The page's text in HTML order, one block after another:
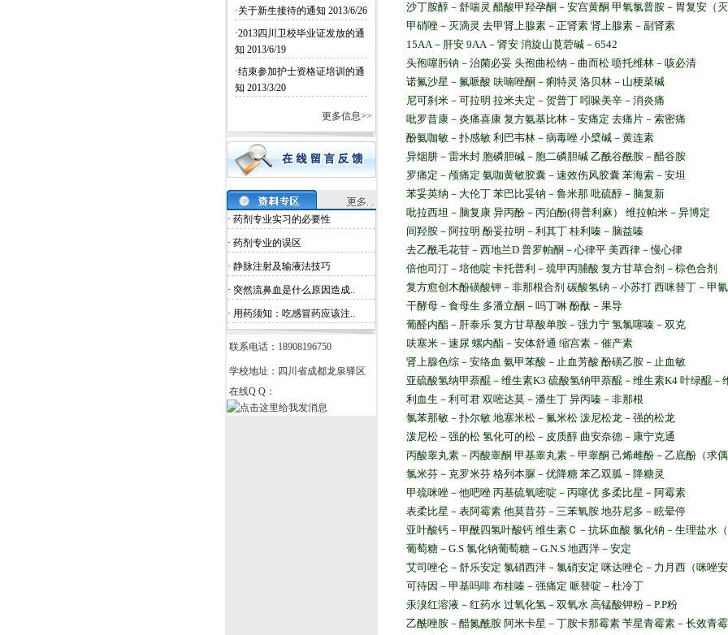
·关于新生接待的通知 2013/6/26
·2013四川卫校毕业证发放的通
知 2013/6/19
·结束参加护士资格证培训的通
知 2013/3/20
更多信息>>
· 药剂专业实习的必要性
· 药剂专业的误区
· 静脉注射及输液法技巧
· 突然流鼻血是什么原因造成..
· 用药须知：吃感冒药应该注..
联系电话：18908196750
学校地址：四川省成都龙泉驿区
在线Q Q：
沙丁胺醇－舒喘灵 醋酸甲羟孕酮－安宫黄酮 甲氧氯普胺－胃复安（
甲硝唑－灭滴灵 去甲肾上腺素－正肾素 肾上腺素－副肾素
15AA－肝安 9AA－肾安 消旋山莨菪碱－6542
头孢噻肟钠－治菌必妥 头孢曲松纳－曲而松 喷托维林－咳必清
诺氟沙星－氟哌酸 呋喃唑酮－痢特灵 洛贝林－山梗菜碱
尼可刹米－可拉明 拉米夫定－贺普丁 吲哚美辛－消炎痛
吡罗昔康－炎痛喜康 复方氨基比林－安痛定 去痛片－索密痛
酚氨咖敏－扑感敏 利巴韦林－病毒唑 小檗碱－黄连素
异烟肼－雷米封 胞磷胆碱－胞二磷胆碱 乙酰谷酰胺－醋谷胺
罗痛定－颅痛定 氨咖黄敏胶囊－速效伤风胶囊 苯海索－安坦
苯妥英纳－大伦丁 苯巴比妥钠－鲁米那 吡硫醇－脑复新
吡拉西坦－脑复康 异丙酚－丙泊酚(得普利麻） 维拉帕米－异博定
间羟胺－阿拉明 酚妥拉明－利其丁 桂利嗪－脑益嗪
去乙酰毛花苷－西地兰D 普罗帕酮－心律平 美西律－慢心律
倍他司汀－培他啶 卡托普利－巯甲丙脯酸 复方甘草合剂－棕色合剂
复方愈创木酚磺酸钾－非那根合剂 碳酸氢钠－小苏打 西咪替丁－甲
干酵母－食母生 多潘立酮－吗丁啉 酚酞－果导
葡醛内酯－肝泰乐 复方甘草酸单胺－强力宁 氢氯噻嗪－双克
呋塞米－速尿 螺内酯－安体舒通 缩宫素－催产素
肾上腺色综－安络血 氨甲苯酸－止血芳酸 酚磺乙胺－止血敏
亚硫酸氢纳甲萘醌－维生素K3 硫酸氢钠甲萘醌－维生素K4 叶绿醌－
利血生－利可君 双嘧达莫－潘生丁 异丙嗪－非那根
氯苯那敏－扑尔敏 地塞米松－氟米松 泼尼松龙－强的松龙
泼尼松－强的松 氢化可的松－皮质醇 曲安奈德－康宁克通
丙酸睾丸素－丙酸睾酮 甲基睾丸素－甲睾酮 己烯雌酚－乙底酚（求
氯米芬－克罗米芬 格列本脲－优降糖 苯乙双胍－降糖灵
甲巯咪唑－他吧唑 丙基硫氧嘧啶－丙噻优 多柔比星－阿霉素
表柔比星－表阿霉素 他莫昔芬－三苯氧胺 地芬尼多－眩晕停
亚叶酸钙－甲酰四氢叶酸钙 维生素Ｃ－抗坏血酸 氯化钠－生理盐水（
葡萄糖－G.S 氯化钠葡萄糖－G.N.S 地西泮－安定
艾司唑仑－舒乐安定 氯硝西泮－氯硝安定 咪达唑仑－力月西（咪唑
可待因－甲基吗啡 布桂嗪－强痛定 哌替啶－杜冷丁
汞溴红溶液－红药水 过氧化氢－双氧水 高锰酸钾粉－P.P粉
乙酰唑胺－醋氮酰胺 阿米卡星－丁胺卡那霉素 苄星青霉素－长效青